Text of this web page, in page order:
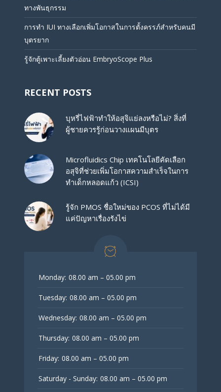
ทางพันธุกรรม
การทำ IUI ทางเลือกเพิ่มโอกาสในการตั้งครรภ์สำหรับคนมี
บุตรยาก
รู้จักตู้เพาะเลี้ยงตัวอ่อน EmbryoScope Plus
RECENT POSTS
บุหรี่ไฟฟ้าทำให้อสุจิแย่ลงหรือไม่? สิ่งที่
ผู้ชายควรรู้ก่อนวางแผนมีบุตร
Microfluidics Chip เทคโนโลยีคัดเลือก
อสุจิที่ช่วยเพิ่มโอกาสความสำเร็จในการ
ทำเด็กหลอดแก้ว (ICSI)
รู้จัก PMOS ชื่อใหม่ของ PCOS ที่ไม่ได้มี
แค่ปัญหาเรื่องรังไข่
Monday: 08.00 am – 05.00 pm
Tuesday: 08.00 am – 05.00 pm
Wednesday: 08.00 am – 05.00 pm
Thursday: 08.00 am – 05.00 pm
Friday: 08.00 am – 05.00 pm
Saturday - Sunday: 08.00 am – 05.00 pm